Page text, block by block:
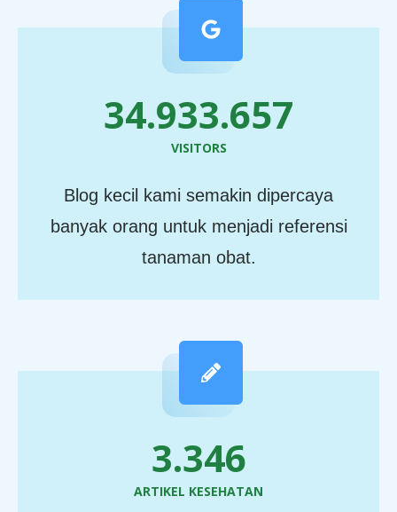
42.155.498
VISITORS
Blog kecil kami semakin dipercaya
banyak orang untuk menjadi referensi
tanaman obat.
4.036
ARTIKEL KESEHATAN